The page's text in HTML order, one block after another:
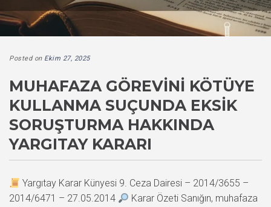
Posted on Ekim 27, 2025
MUHAFAZA GÖREVINI KÖTÜYE
KULLANMA SUÇUNDA EKSIK
SORUŞTURMA HAKKINDA
YARGITAY KARARI
Yargıtay Karar Künyesi 9. Ceza Dairesi – 2014/3655 –
2014/6471 – 27.05.2014
Karar Özeti Sanığın, muhafaza